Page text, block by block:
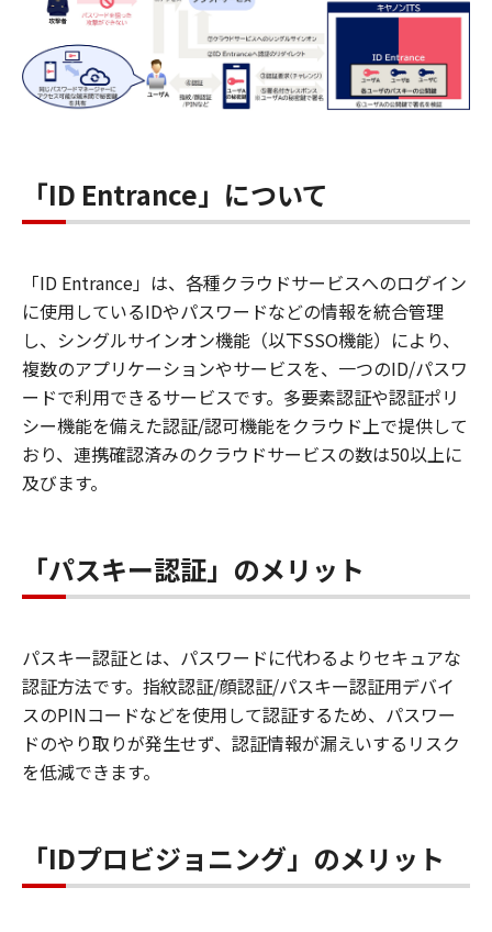
「ID Entrance」について
「ID Entrance」は、各種クラウドサービスへのログイン
に使用しているIDやパスワードなどの情報を統合管理
し、シングルサインオン機能（以下SSO機能）により、
複数のアプリケーションやサービスを、一つのID/パスワ
ードで利用できるサービスです。多要素認証や認証ポリ
シー機能を備えた認証/認可機能をクラウド上で提供して
おり、連携確認済みのクラウドサービスの数は50以上に
及びます。
「パスキー認証」のメリット
パスキー認証とは、パスワードに代わるよりセキュアな
認証方法です。指紋認証/顔認証/パスキー認証用デバイ
スのPINコードなどを使用して認証するため、パスワー
ドのやり取りが発生せず、認証情報が漏えいするリスク
を低減できます。
「IDプロビジョニング」のメリット